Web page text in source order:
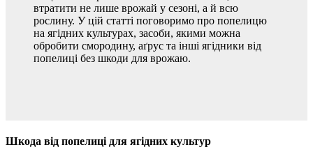
втратити не лише врожай у сезоні, а й всю
рослину. У цій статті поговоримо про попелицю
на ягідних культурах, засоби, якими можна
обробити смородину, аґрус та інші ягідники від
попелиці без шкоди для врожаю.
Шкода від попелиці для ягідних культур